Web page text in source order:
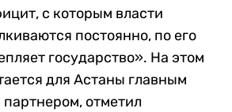
с которым власти
постоянно, по его
государство». На этом
для Астаны главным
отметил